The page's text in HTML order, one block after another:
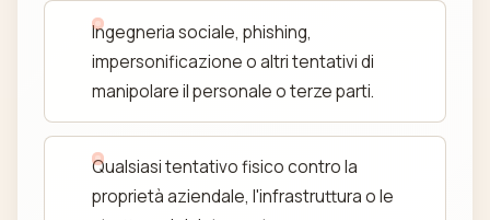
Ingegneria sociale, phishing,
impersonificazione o altri tentativi di
manipolare il personale o terze parti.
Qualsiasi tentativo fisico contro la
proprietà aziendale, l'infrastruttura o le